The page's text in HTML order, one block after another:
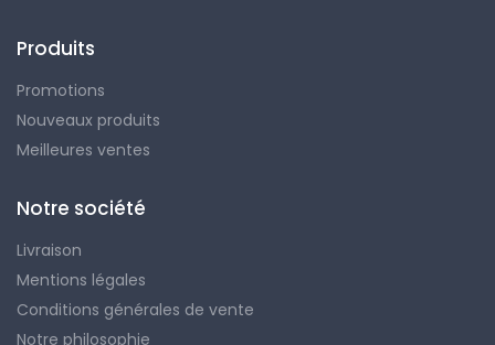
Produits
Promotions
Nouveaux produits
Meilleures ventes
Notre société
Livraison
Mentions légales
Conditions générales de vente
Notre philosophie